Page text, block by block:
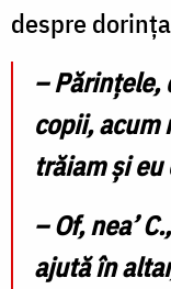
despre
–Părințele,
copii, acum
trăiam și
–Of, nea’
ajută în